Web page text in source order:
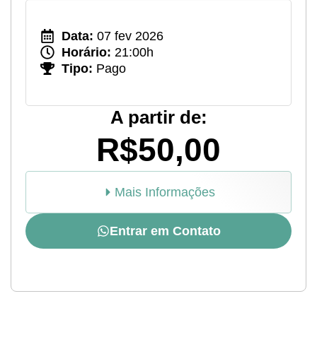
Data: 07 fev 2026
Horário: 21:00h
Tipo: Pago
A partir de:
R$50,00
Mais Informações
Entrar em Contato